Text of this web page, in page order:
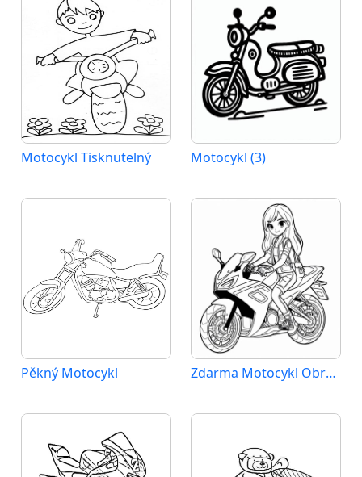
Motocykl Tisknutelný Motocykl (3)
Pěkný Motocykl Zdarma Motocykl Obrázek